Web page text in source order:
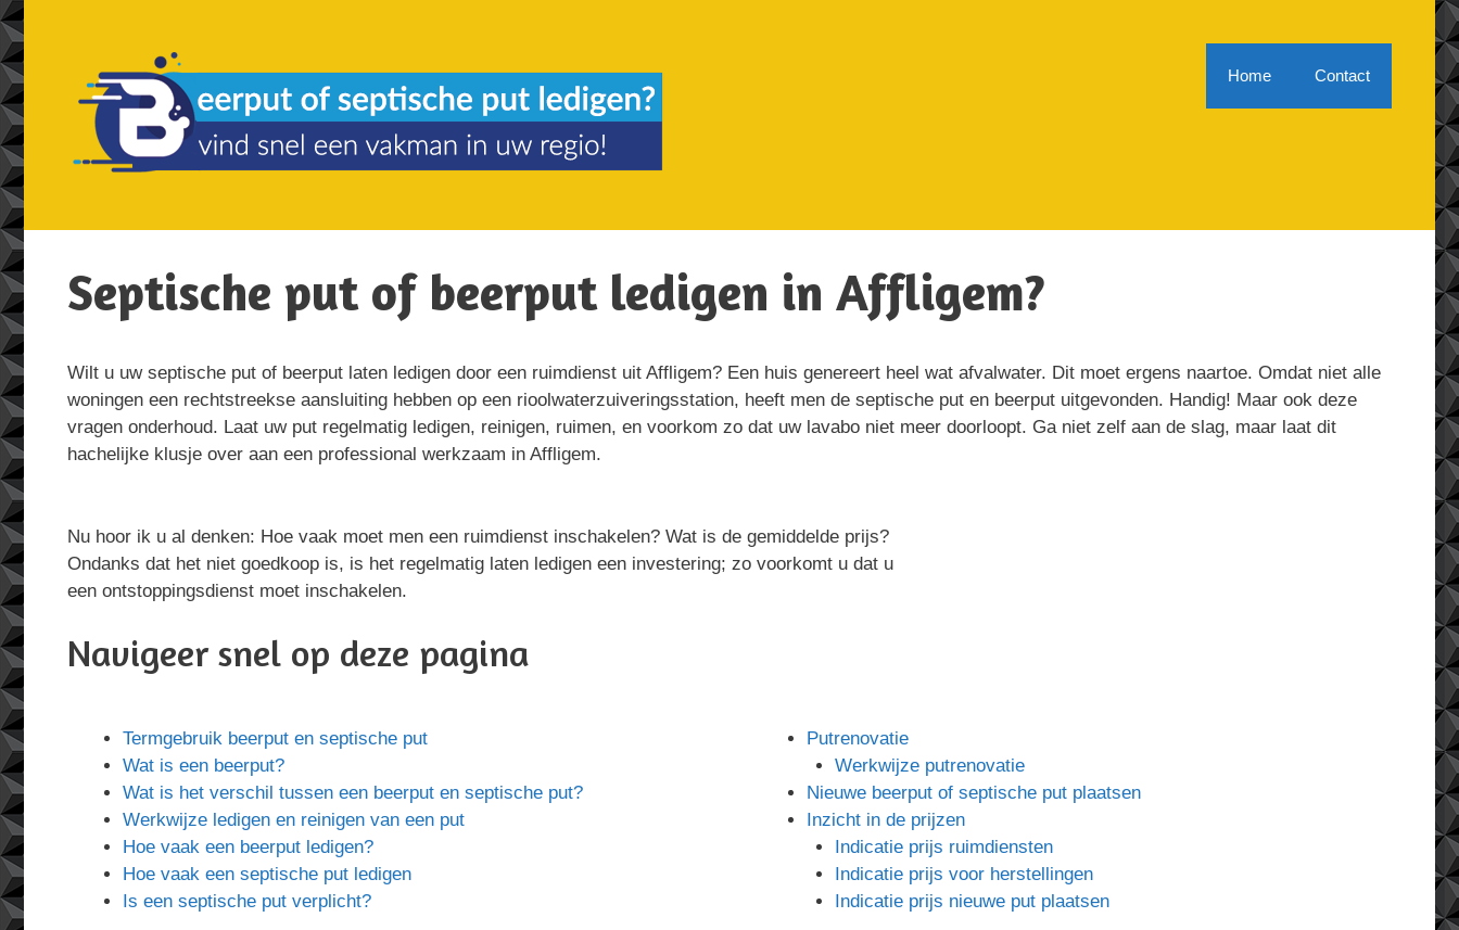
Spring
naar
de
inhoud
Home Contact
Septische put of beerput ledigen in Affligem?
Wilt u uw septische put of beerput laten ledigen door een ruimdienst uit Affligem? Een huis genereert heel wat afvalwater. Dit moet ergens naartoe. Omdat niet alle
woningen een rechtstreekse aansluiting hebben op een rioolwaterzuiveringsstation, heeft men de septische put en beerput uitgevonden. Handig! Maar ook deze
vragen onderhoud. Laat uw put regelmatig ledigen, reinigen, ruimen, en voorkom zo dat uw lavabo niet meer doorloopt. Ga niet zelf aan de slag, maar laat dit
hachelijke klusje over aan een professional werkzaam in Affligem.
Nu hoor ik u al denken: Hoe vaak moet men een ruimdienst inschakelen? Wat is de gemiddelde prijs?
Ondanks dat het niet goedkoop is, is het regelmatig laten ledigen een investering; zo voorkomt u dat u
een ontstoppingsdienst moet inschakelen.
Navigeer snel op deze pagina
Termgebruik beerput en septische put
Wat is een beerput?
Wat is het verschil tussen een beerput en septische put?
Werkwijze ledigen en reinigen van een put
Hoe vaak een beerput ledigen?
Hoe vaak een septische put ledigen
Is een septische put verplicht?
Putrenovatie
Werkwijze putrenovatie
Nieuwe beerput of septische put plaatsen
Inzicht in de prijzen
Indicatie prijs ruimdiensten
Indicatie prijs voor herstellingen
Indicatie prijs nieuwe put plaatsen